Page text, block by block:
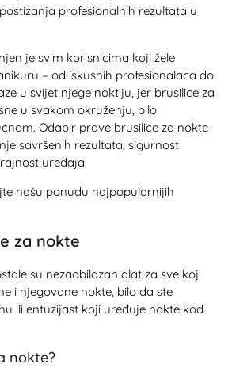
profesionalnih rezultata u
je svim korisnicima koji žele
– od iskusnih profesionalaca do
u svijet njege noktiju, jer brusilice za
u svakom okruženju, bilo
Odabir prave brusilice za nokte
savršenih rezultata, sigurnost
uređaja.
našu ponudu najpopularnijih
za nokte
su nezaobilazan alat za sve koji
i njegovane nokte, bilo da ste
ili entuzijast koji uređuje nokte kod
nokte?